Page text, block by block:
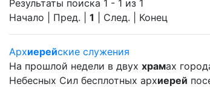
Результаты поиска 1 - 1 из 1
Начало | Пред. | 1 | След. | Конец
Архиерейские служения
На прошлой недели в двух храмах
Небесных Сил бесплотных архиерей